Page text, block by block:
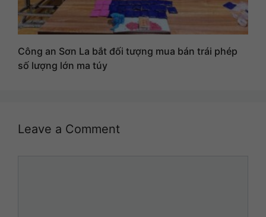
Công an Sơn La bắt đối tượng mua bán trái phép
số lượng lớn ma túy
Leave a Comment